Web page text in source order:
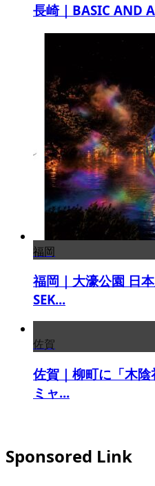
長崎｜BASIC AND
福岡
福岡｜大濠公園 日
SEK...
佐賀
佐賀｜柳町に「木
ミャ...
Sponsored Link